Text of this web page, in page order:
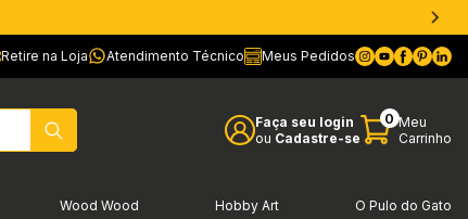
Retire na Loja Atendimento Técnico Meus Pedidos
Faça seu login
ou Cadastre-se
0 Meu
Carrinho
Wood Wood Hobby Art O Pulo do Gato